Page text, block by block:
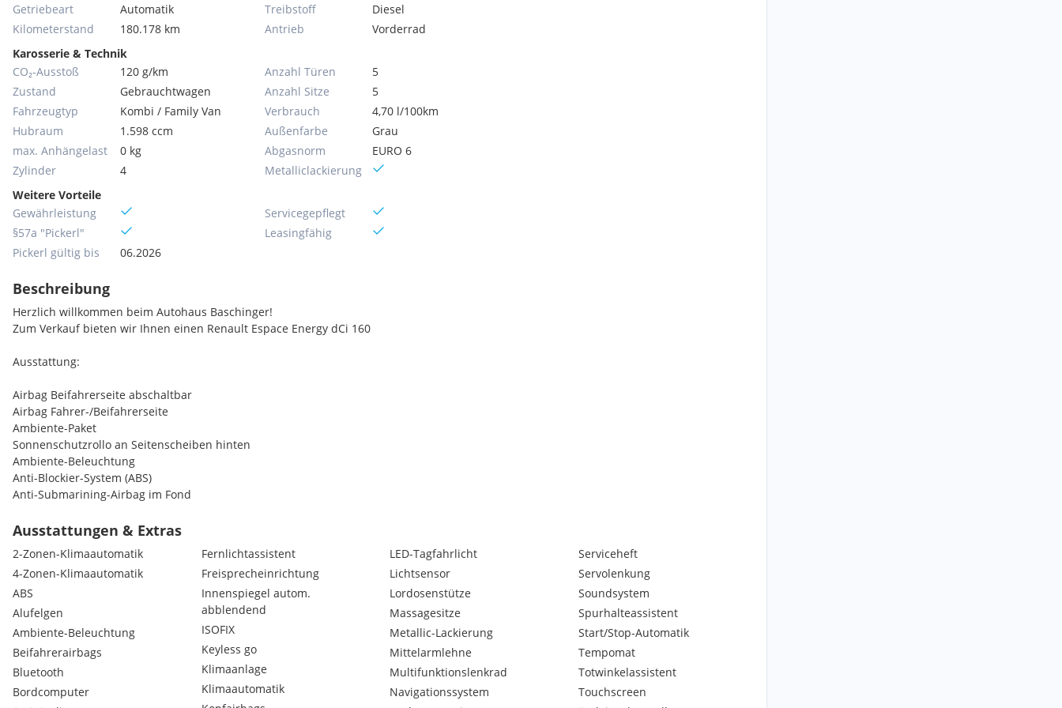
Getriebeart
Automatik
Kilometerstand
180.178 km
Treibstoff
Diesel
Antrieb
Vorderrad
Karosserie & Technik
CO₂-Ausstoß
120 g/km
Zustand
Gebrauchtwagen
Fahrzeugtyp
Kombi / Family Van
Hubraum
1.598 ccm
max. Anhängelast
0 kg
Zylinder
4
Anzahl Türen
5
Anzahl Sitze
5
Verbrauch
4,70 l/100km
Außenfarbe
Grau
Abgasnorm
EURO 6
Metallic­lackierung
Weitere Vorteile
Gewährleistung
§57a "Pickerl"
Pickerl gültig bis
06.2026
Servicegepflegt
Leasingfähig
Beschreibung
Herzlich willkommen beim Autohaus Baschinger!
Zum Verkauf bieten wir Ihnen einen Renault Espace Energy dCi 160
Ausstattung:
Airbag Beifahrerseite abschaltbar
Airbag Fahrer-/Beifahrerseite
Ambiente-Paket
Sonnenschutzrollo an Seitenscheiben hinten
Ambiente-Beleuchtung
Anti-Blockier-System (ABS)
Anti-Submarining-Airbag im Fond
Audio-Navigationssystem R-Link 2 mit Touchscreen-Farbdisplay
Audiosystem 3D Sound by Arkamys
Außenspiegel elektr. anklappbar
Außenspiegel elektr. verstell- und heizbar
Außenspiegel elektr. verstellbar
Außenspiegel schwarz hochglänzend
Bordcomputer
Eco Mode (Fahrmodusschalter)
Einparkhilfe vorn und hinten
Elektron. Stabilitäts-Programm (ESP) mit Grip-Control
Elektron. Traktionskontrolle (Extended Grip-Control)
Ausstattungen & Extras
2-Zonen-Klimaautomatik
4-Zonen-Klimaautomatik
ABS
Alufelgen
Ambiente-Beleuchtung
Beifahrerairbags
Bluetooth
Bordcomputer
Fernlichtassistent
Freisprecheinrichtung
Innenspiegel autom.
abblendend
ISOFIX
Keyless go
Klimaanlage
Klimaautomatik
LED-Tagfahrlicht
Lichtsensor
Lordosenstütze
Massagesitze
Metallic-Lackierung
Mittelarmlehne
Multifunktionslenkrad
Navigationssystem
Serviceheft
Servolenkung
Soundsystem
Spurhalteassistent
Start/Stop-Automatik
Tempomat
Totwinkelassistent
Touchscreen